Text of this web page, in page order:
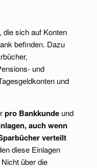
die sich auf Konten
befinden. Dazu
und
und
pro Bankkunde und
auch wenn
verteilt
diese Einlagen
über die